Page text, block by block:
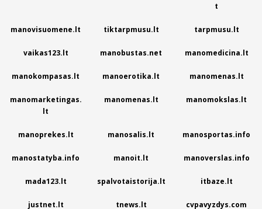
t
manovisuomene.lt tiktarpmusu.lt tarpmusu.lt
vaikas123.lt manobustas.net manomedicina.lt
manokompasas.lt manoerotika.lt manomenas.lt
manomarketingas.
lt
manomenas.lt manomokslas.lt
manoprekes.lt manosalis.lt manosportas.info
manostatyba.info manoit.lt manoverslas.info
mada123.lt spalvotaistorija.lt itbaze.lt
justnet.lt tnews.lt cvpavyzdys.com